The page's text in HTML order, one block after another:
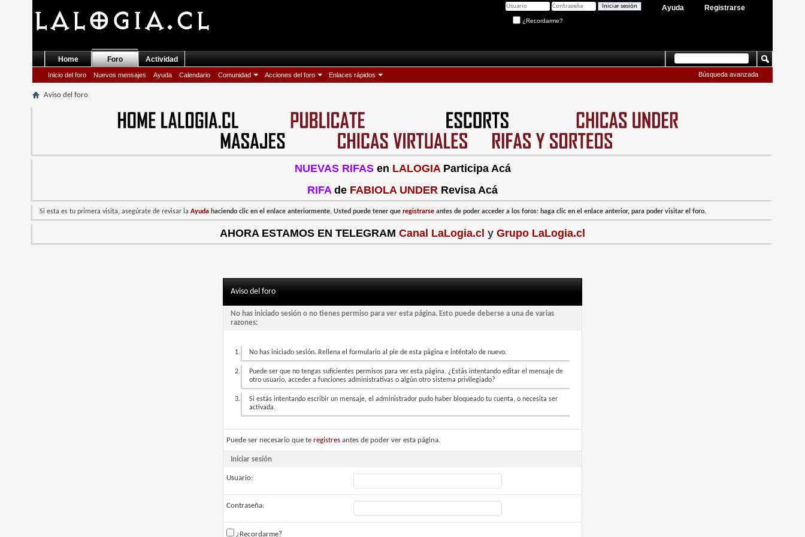
Registrarse
Ayuda
¿Recordarme?
Home Foro
Inicio del foro Nuevos mensajes Ayuda Calendario Comunidad Acciones del foro Enlaces rápidos
Actividad
Búsqueda avanzada
Aviso del foro
NUEVAS RIFAS en LALOGIA Participa Acá
RIFA de FABIOLA UNDER Revisa Acá
Si esta es tu primera visita, asegúrate de revisar la Ayuda haciendo clic en el enlace anteriormente. Usted puede tener que registrarse antes de poder acceder a los foros: haga clic en el enlace anterior, para poder visitar el foro.
AHORA ESTAMOS EN TELEGRAM Canal LaLogia.cl y Grupo LaLogia.cl
Aviso del foro
No has iniciado sesión o no tienes permiso para ver esta página. Esto puede deberse a una de varias
razones:
No has iniciado sesión. Rellena el formulario al pie de esta página e inténtalo de nuevo.
Puede ser que no tengas suficientes permisos para ver esta página. ¿Estás intentando editar el mensaje de
otro usuario, acceder a funciones administrativas o algún otro sistema privilegiado?
Si estás intentando escribir un mensaje, el administrador pudo haber bloqueado tu cuenta, o necesita ser
activada.
Puede ser necesario que te registres antes de poder ver esta página.
Iniciar sesión
Usuario:
Contraseña:
¿Recordarme?